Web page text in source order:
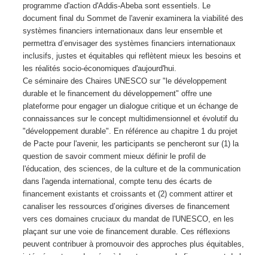
programme d'action d'Addis-Abeba sont essentiels. Le
document final du Sommet de l'avenir examinera la viabilité des
systèmes financiers internationaux dans leur ensemble et
permettra d’envisager des systèmes financiers internationaux
inclusifs, justes et équitables qui reflètent mieux les besoins et
les réalités socio-économiques d'aujourd'hui.
Ce séminaire des Chaires UNESCO sur "le développement
durable et le financement du développement" offre une
plateforme pour engager un dialogue critique et un échange de
connaissances sur le concept multidimensionnel et évolutif du
"développement durable". En référence au chapitre 1 du projet
de Pacte pour l'avenir, les participants se pencheront sur (1) la
question de savoir comment mieux définir le profil de
l'éducation, des sciences, de la culture et de la communication
dans l'agenda international, compte tenu des écarts de
financement existants et croissants et (2) comment attirer et
canaliser les ressources d’origines diverses de financement
vers ces domaines cruciaux du mandat de l'UNESCO, en les
plaçant sur une voie de financement durable. Ces réflexions
peuvent contribuer à promouvoir des approches plus équitables,